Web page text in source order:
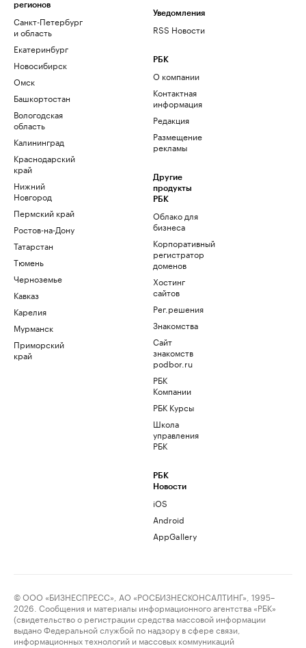
регионов
Санкт-Петербург
и область
Екатеринбург
Новосибирск
Омск
Башкортостан
Вологодская
область
Калининград
Краснодарский
край
Нижний
Новгород
Пермский край
Ростов-на-Дону
Татарстан
Тюмень
Черноземье
Кавказ
Карелия
Мурманск
Приморский
край
Уведомления
RSS Новости
РБК
О компании
Контактная
информация
Редакция
Размещение
рекламы
Другие
продукты
РБК
Облако для
бизнеса
Корпоративный
регистратор
доменов
Хостинг
сайтов
Рег.решения
Знакомства
Сайт
знакомств
podbor.ru
РБК
Компании
РБК Курсы
Школа
управления
РБК
РБК
Новости
iOS
Android
AppGallery
© ООО «БИЗНЕСПРЕСС», АО «РОСБИЗНЕСКОНСАЛТИНГ», 1995–
2026. Сообщения и материалы информационного агентства «РБК»
(свидетельство о регистрации средства массовой информации
выдано Федеральной службой по надзору в сфере связи,
информационных технологий и массовых коммуникаций